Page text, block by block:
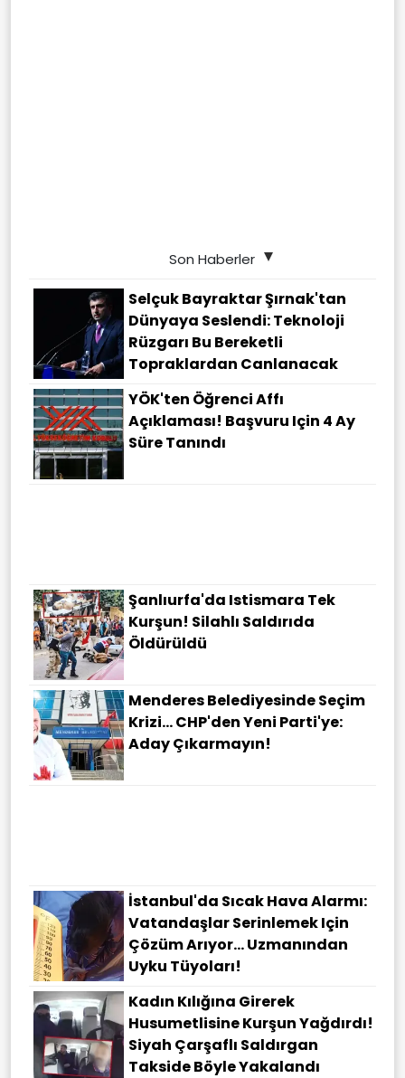
Son Haberler
Selçuk Bayraktar Şırnak'tan
Dünyaya Seslendi: Teknoloji
Rüzgarı Bu Bereketli
Topraklardan Canlanacak
YÖK'ten Öğrenci Affı
Açıklaması! Başvuru Için 4 Ay
Süre Tanındı
Şanlıurfa'da Istismara Tek
Kurşun! Silahlı Saldırıda
Öldürüldü
Menderes Belediyesinde Seçim
Krizi... CHP'den Yeni Parti'ye:
Aday Çıkarmayın!
İstanbul'da Sıcak Hava Alarmı:
Vatandaşlar Serinlemek Için
Çözüm Arıyor... Uzmanından
Uyku Tüyoları!
Kadın Kılığına Girerek
Husumetlisine Kurşun Yağdırdı!
Siyah Çarşaflı Saldırgan
Takside Böyle Yakalandı